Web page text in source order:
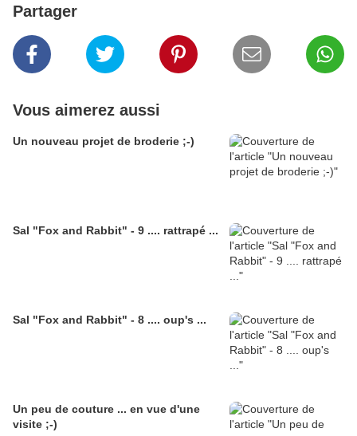
Partager
Vous aimerez aussi
Un nouveau projet de broderie ;-)
Sal "Fox and Rabbit" - 9 .... rattrapé ...
Sal "Fox and Rabbit" - 8 .... oup's ...
Un peu de couture ... en vue d'une
visite ;-)